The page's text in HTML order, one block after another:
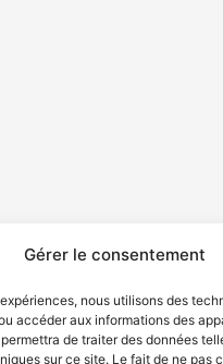
Gérer le consentement
nous utilisons des
accéder aux informations des
de traiter des données
sur ce site. Le fait de ne pas
Politique de